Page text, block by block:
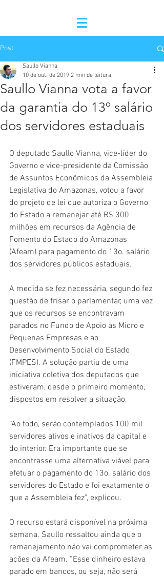
Post
Saullo Vianna vota a favor
da garantia do 13º salário
dos servidores estaduais
Saullo Vianna
10 de out. de 2019 2 min de leitura
O deputado Saullo Vianna, vice-líder do
Governo e vice-presidente da Comissão
de Assuntos Econômicos da Assembleia
Legislativa do Amazonas, votou a favor
do projeto de lei que autoriza o Governo
do Estado a remanejar até R$ 300
milhões em recursos da Agência de
Fomento do Estado do Amazonas
(Afeam) para pagamento do 13o. salário
dos servidores públicos estaduais.
A medida se fez necessária, segundo fez
questão de frisar o parlamentar, uma vez
que os recursos se encontravam
parados no Fundo de Apoio às Micro e
Pequenas Empresas e ao
Desenvolvimento Social do Estado
(FMPES). A solução partiu de uma
iniciativa coletiva dos deputados que
estiveram, desde o primeiro momento,
dispostos em resolver a situação.
“Ao todo, serão contemplados 100 mil
servidores ativos e inativos da capital e
do interior. Era importante que se
encontrasse uma alternativa viável para
efetuar o pagamento do 13o. salário dos
servidores do Estado e foi exatamente o
que a Assembleia fez”, explicou.
O recurso estará disponível na próxima
semana. Saullo ressaltou ainda que o
remanejamento não vai comprometer as
ações da Afeam. “Esse dinheiro estava
parado em bancos, ou seja, não será